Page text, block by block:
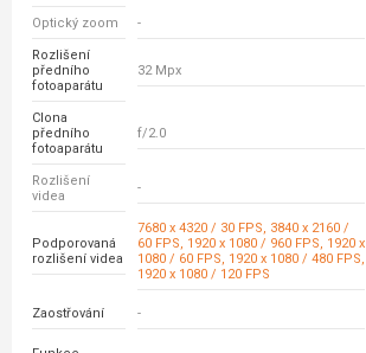
Optický zoom -
Rozlišení
předního
fotoaparátu
32 Mpx
Clona
předního
fotoaparátu
f/2.0
Rozlišení
videa
-
Podporovaná
rozlišení videa
7680 x 4320 / 30 FPS, 3840 x 2160 /
60 FPS, 1920 x 1080 / 960 FPS, 1920 x
1080 / 60 FPS, 1920 x 1080 / 480 FPS,
1920 x 1080 / 120 FPS
Zaostřování -